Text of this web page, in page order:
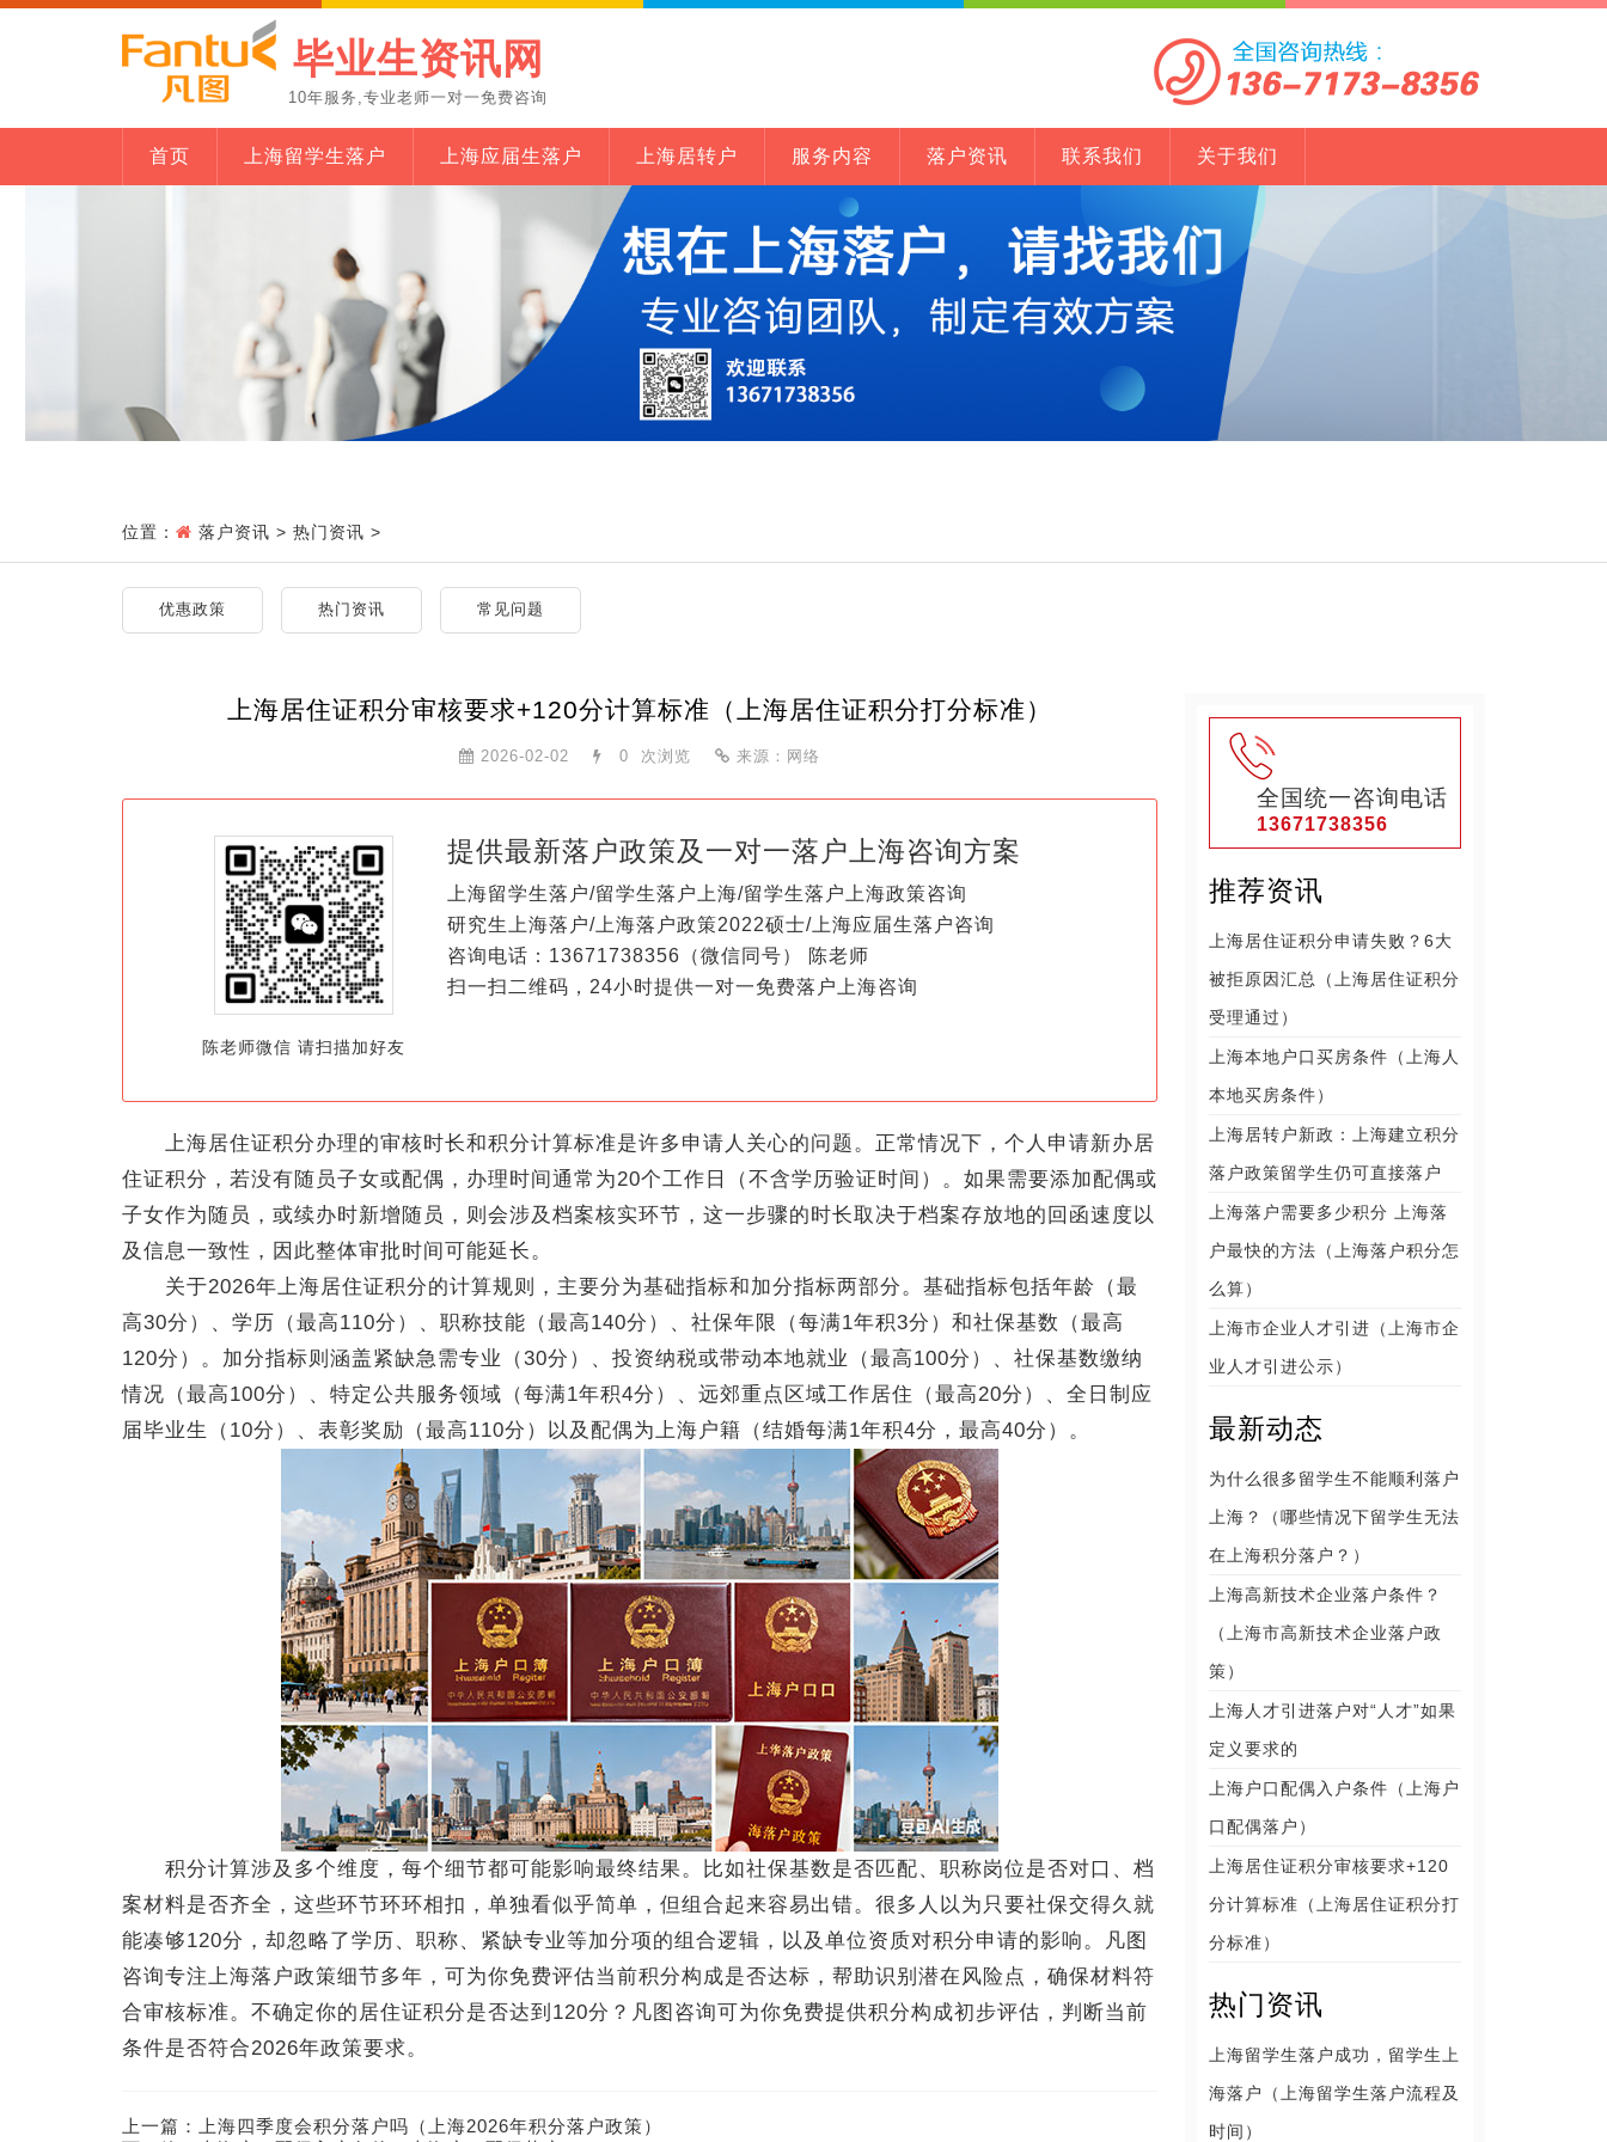
毕业生资讯网
10年服务,专业老师一对一免费咨询
首页 上海留学生落户 上海应届生落户 上海居转户 服务内容 落户资讯 联系我们 关于我们
位置： 落户资讯 > 热门资讯 >
优惠政策 热门资讯 常见问题
上海居住证积分审核要求+120分计算标准（上海居住证积分打分标准）
2026-02-02 0 次浏览 来源：网络
陈老师微信 请扫描加好友
提供最新落户政策及一对一落户上海咨询方案
上海留学生落户/留学生落户上海/留学生落户上海政策咨询
研究生上海落户/上海落户政策2022硕士/上海应届生落户咨询
咨询电话：13671738356（微信同号） 陈老师
扫一扫二维码，24小时提供一对一免费落户上海咨询
上海居住证积分办理的审核时长和积分计算标准是许多申请人关心的问题。正常情况下，个人申请新办居
住证积分，若没有随员子女或配偶，办理时间通常为20个工作日（不含学历验证时间）。如果需要添加配偶或
子女作为随员，或续办时新增随员，则会涉及档案核实环节，这一步骤的时长取决于档案存放地的回函速度以
及信息一致性，因此整体审批时间可能延长。
关于2026年上海居住证积分的计算规则，主要分为基础指标和加分指标两部分。基础指标包括年龄（最
高30分）、学历（最高110分）、职称技能（最高140分）、社保年限（每满1年积3分）和社保基数（最高
120分）。加分指标则涵盖紧缺急需专业（30分）、投资纳税或带动本地就业（最高100分）、社保基数缴纳
情况（最高100分）、特定公共服务领域（每满1年积4分）、远郊重点区域工作居住（最高20分）、全日制应
届毕业生（10分）、表彰奖励（最高110分）以及配偶为上海户籍（结婚每满1年积4分，最高40分）。
积分计算涉及多个维度，每个细节都可能影响最终结果。比如社保基数是否匹配、职称岗位是否对口、档
案材料是否齐全，这些环节环环相扣，单独看似乎简单，但组合起来容易出错。很多人以为只要社保交得久就
能凑够120分，却忽略了学历、职称、紧缺专业等加分项的组合逻辑，以及单位资质对积分申请的影响。凡图
咨询专注上海落户政策细节多年，可为你免费评估当前积分构成是否达标，帮助识别潜在风险点，确保材料符
合审核标准。不确定你的居住证积分是否达到120分？凡图咨询可为你免费提供积分构成初步评估，判断当前
条件是否符合2026年政策要求。
上一篇：
上海四季度会积分落户吗（上海2026年积分落户政策）
全国统一咨询电话
13671738356
推荐资讯
上海居住证积分申请失败？6大
被拒原因汇总（上海居住证积分
受理通过）
上海本地户口买房条件（上海人
本地买房条件）
上海居转户新政：上海建立积分
落户政策留学生仍可直接落户
上海落户需要多少积分 上海落
户最快的方法（上海落户积分怎
么算）
上海市企业人才引进（上海市企
业人才引进公示）
最新动态
为什么很多留学生不能顺利落户
上海？（哪些情况下留学生无法
在上海积分落户？）
上海高新技术企业落户条件？
（上海市高新技术企业落户政
策）
上海人才引进落户对“人才”如果
定义要求的
上海户口配偶入户条件（上海户
口配偶落户）
上海居住证积分审核要求+120
分计算标准（上海居住证积分打
分标准）
热门资讯
上海留学生落户成功，留学生上
海落户（上海留学生落户流程及
时间）